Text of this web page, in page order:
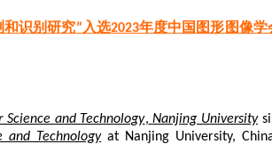
识别研究”入选2023年度中国图形图像学
第一名
论文入选PaperDigest 发布的CVPR
CVPR、ICCV、ECCV各有1篇论文入选
and Technology, Nanjing University
and Technologyat Nanjing University,